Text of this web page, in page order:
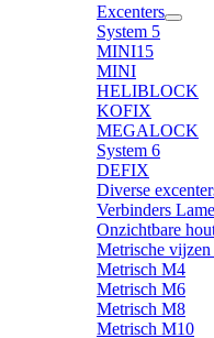
Excenters
System 5
MINI15
MINI
HELIBLOCK
KOFIX
MEGALOCK
System 6
DEFIX
Diverse
Verbinders
Onzichtbare
Metrische vijzen
Metrisch M4
Metrisch M6
Metrisch M8
Metrisch M10